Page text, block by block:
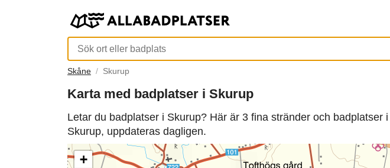
Skåne Skurup
Karta med badplatser i Skurup
Letar du badplatser i Skurup? Här är 3 fina stränder och
Skurup, uppdateras dagligen.
+